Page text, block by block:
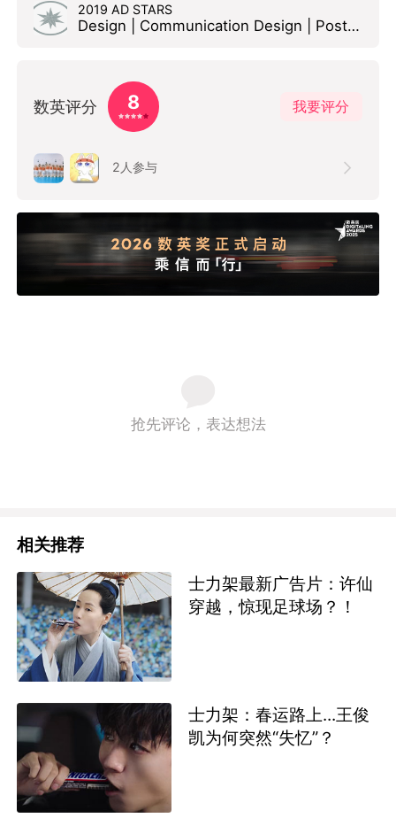
2019 AD STARS
Design | Communication Design | Posters Silver
数英评分 8 我要评分
2人参与
抢先评论，表达想法
相关推荐
士力架最新广告片：许仙
穿越，惊现足球场？！
士力架：春运路上...王俊
凯为何突然“失忆”？